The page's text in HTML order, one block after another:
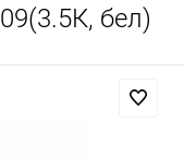
бел)